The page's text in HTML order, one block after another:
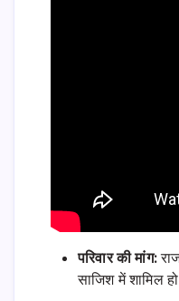
परिवार की मांग:
साजिश में शामिल